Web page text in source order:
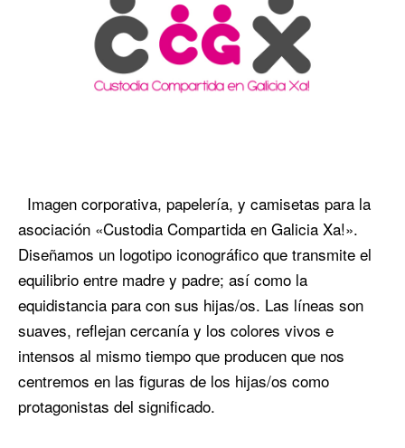
Imagen corporativa, papelería, y camisetas para la
asociación «Custodia Compartida en Galicia Xa!».
Diseñamos un logotipo iconográfico que transmite el
equilibrio entre madre y padre; así como la
equidistancia para con sus hijas/os. Las líneas son
suaves, reflejan cercanía y los colores vivos e
intensos al mismo tiempo que producen que nos
centremos en las figuras de los hijas/os como
protagonistas del significado.